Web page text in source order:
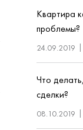
Квартира
проблемы?
24.09.2019
Что
сделки?
08.10.2019